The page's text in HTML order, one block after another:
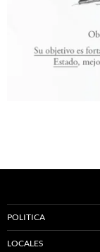
POLITICA
LOCALES